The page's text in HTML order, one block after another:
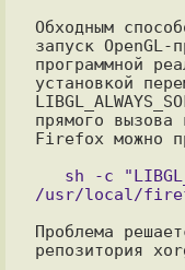
Обходным
запуск OpenGL-
программной
установкой
прямого вызова
Firefox можно
Проблема
репозитория